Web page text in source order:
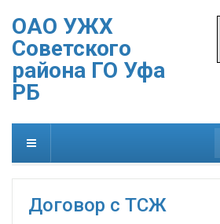
ОАО УЖХ
Советского
района ГО Уфа
РБ
Договор с ТСЖ